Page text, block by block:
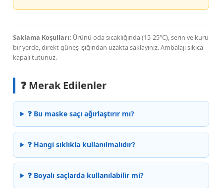
Saklama Koşulları: Ürünü oda sıcaklığında (15-25°C), serin ve kuru
bir yerde, direkt güneş ışığından uzakta saklayınız. Ambalajı sıkıca
kapalı tutunuz.
❓ Merak Edilenler
❓ Bu maske saçı ağırlaştırır mı?
❓ Hangi sıklıkla kullanılmalıdır?
❓ Boyalı saçlarda kullanılabilir mi?